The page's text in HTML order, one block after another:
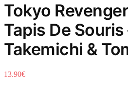
Tokyo
Tapis De Souris
Takemichi &
13.90€